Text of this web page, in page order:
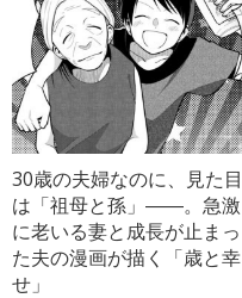
30歳の夫婦なのに、見た目
は「祖母と孫」――。急激
に老いる妻と成長が止まっ
た夫の漫画が描く「歳と幸
せ」